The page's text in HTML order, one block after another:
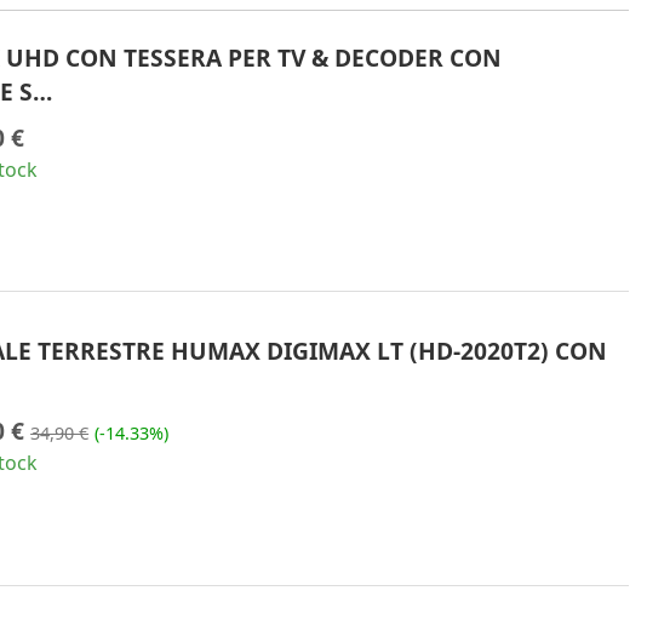
CON TESSERA PER TV & DECODER CON
S…
€
TERRESTRE HUMAX DIGIMAX LT (HD-2020T2) CON
€ 34,90 € (-14.33%)